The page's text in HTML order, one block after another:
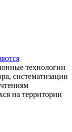
технологии
систематизации
на территории